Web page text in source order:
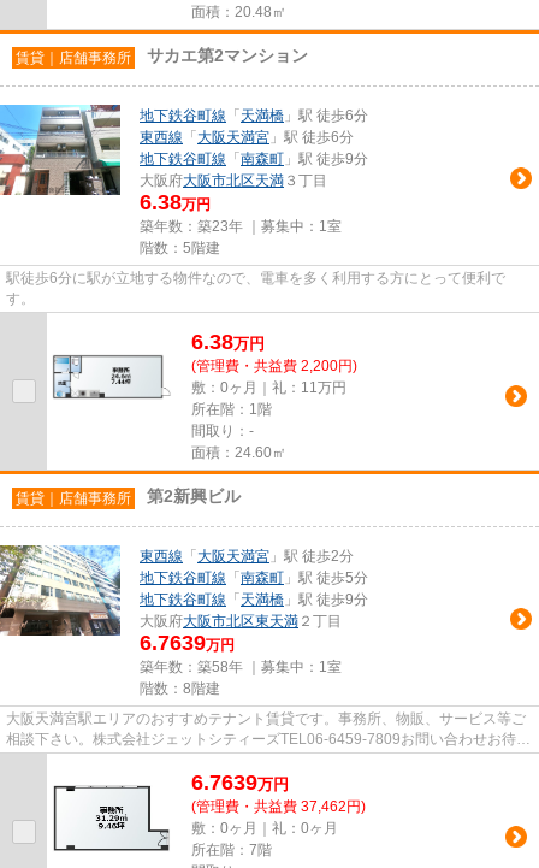
面積：20.48㎡
賃貸｜店舗事務所 サカエ第2マンション
地下鉄谷町線 「 天満橋 」駅 徒歩6分
東西線 「 大阪天満宮 」駅 徒歩6分
地下鉄谷町線 「 南森町 」駅 徒歩9分
大阪府大阪市北区天満 ３丁目
6.38万円
築年数：築23年 ｜募集中： 1室
階数：5階建
駅徒歩6分に駅が立地する物件なので、電車を多く利用する方にとって便利で
す。
6.38万円
(管理費・共益費 2,200円)
敷：0ヶ月｜礼：11万円
所在階：1階
間取り：-
面積：24.60㎡
賃貸｜店舗事務所 第2新興ビル
東西線 「 大阪天満宮 」駅 徒歩2分
地下鉄谷町線 「 南森町 」駅 徒歩5分
地下鉄谷町線 「 天満橋 」駅 徒歩9分
大阪府大阪市北区東天満 ２丁目
6.7639万円
築年数：築58年 ｜募集中： 1室
階数：8階建
大阪天満宮駅エリアのおすすめテナント賃貸です。事務所、物販、サービス等ご
相談下さい。株式会社ジェットシティーズTEL06-6459-7809お問い合わせお待ち
6.7639万円
(管理費・共益費 37,462円)
敷：0ヶ月｜礼：0ヶ月
所在階：7階